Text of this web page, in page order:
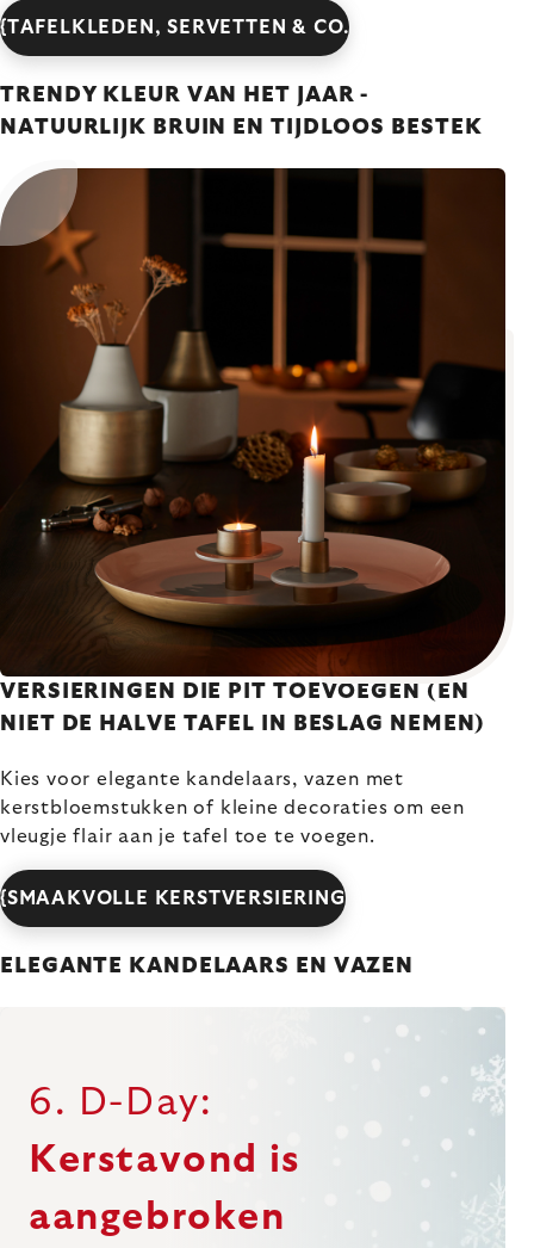
{TAFELKLEDEN, SERVETTEN & CO.
TRENDY KLEUR VAN HET JAAR -
NATUURLIJK BRUIN EN TIJDLOOS BESTEK
VERSIERINGEN DIE PIT TOEVOEGEN (EN
NIET DE HALVE TAFEL IN BESLAG NEMEN)
Kies voor elegante kandelaars, vazen met
kerstbloemstukken of kleine decoraties om een
vleugje flair aan je tafel toe te voegen.
{SMAAKVOLLE KERSTVERSIERING
ELEGANTE KANDELAARS EN VAZEN
6. D-Day:
Kerstavond is
aangebroken